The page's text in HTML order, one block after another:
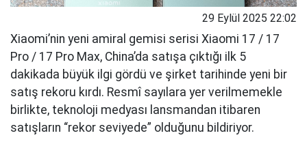
29 Eylül 2025 22:02
Xiaomi’nin yeni amiral gemisi serisi Xiaomi 17 / 17
Pro / 17 Pro Max, China’da satışa çıktığı ilk 5
dakikada büyük ilgi gördü ve şirket tarihinde yeni bir
satış rekoru kırdı. Resmî sayılara yer verilmemekle
birlikte, teknoloji medyası lansmandan itibaren
satışların “rekor seviyede” olduğunu bildiriyor.